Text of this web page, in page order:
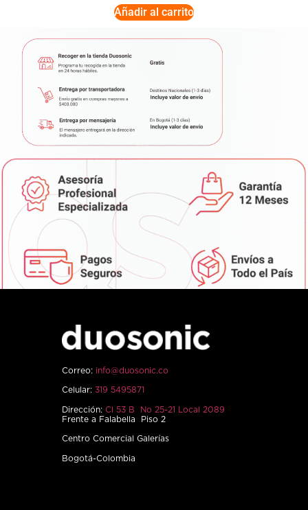
Añadir al carrito
Correo: info@duosonic.co
Celular: 319 5495871
Dirección: Cl 53 B No 25-21 Local 2089
Frente a Falabella Piso 2
Centro Comercial Galerías
Bogotá-Colombia